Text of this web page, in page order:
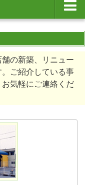
の新築、リニュー
ご紹介している事
気軽にご連絡くだ